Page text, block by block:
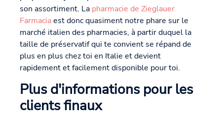
son assortiment. La pharmacie de Zieglauer
Farmaciaest donc quasiment notre phare sur le
marché italien des pharmacies, à partir duquel la
taille de préservatif qui te convient se répand de
plus en plus chez toi en Italie et devient
rapidement et facilement disponible pour toi.
Plus d'informations pour les
clients finaux